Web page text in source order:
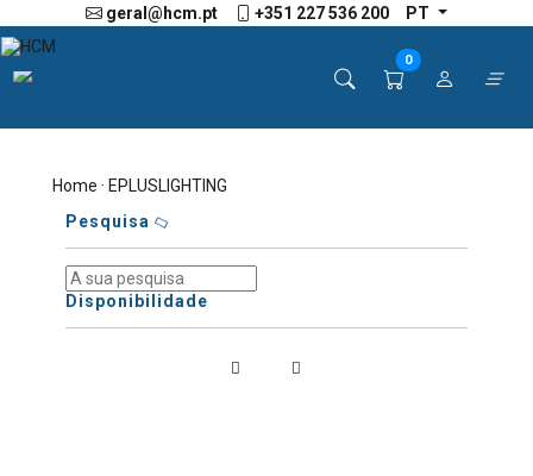
geral@hcm.pt +351 227 536 200 PT
0
Home · EPLUSLIGHTING
Pesquisa
Disponibilidade